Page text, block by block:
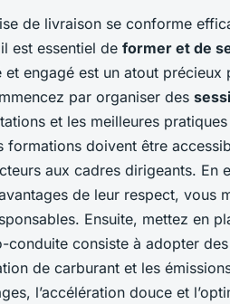
de livraison se conforme
est essentiel de former et de
et engagé est un atout
par organiser des
et les meilleures
formations doivent être
aux cadres dirigeants. En
de leur respect, vous
Ensuite, mettez en
conduite consiste à adopter
de carburant et les
l’accélération douce et